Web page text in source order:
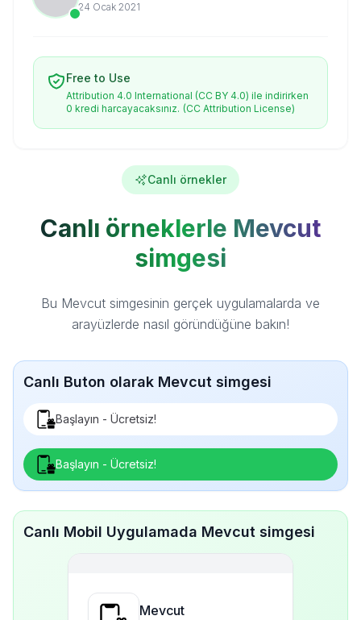
24 Ocak 2021
Free to Use
Attribution 4.0 International (CC BY 4.0) ile indirirken
0 kredi harcayacaksınız. (CC Attribution License)
Canlı örnekler
Canlı örneklerle Mevcut
simgesi
Bu Mevcut simgesinin gerçek uygulamalarda ve
arayüzlerde nasıl göründüğüne bakın!
Canlı Buton olarak Mevcut simgesi
Başlayın - Ücretsiz!
Başlayın - Ücretsiz!
Canlı Mobil Uygulamada Mevcut simgesi
Mevcut